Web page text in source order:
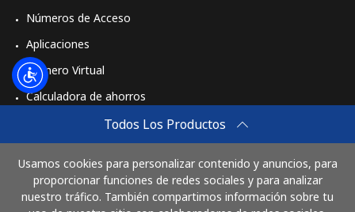
Todos Los Productos
Usamos cookies para personalizar contenido y anuncios, para
proporcionar funciones de redes sociales y para analizar
nuestro tráfico. También compartimos información sobre tu
Números de Acceso
Aplicaciones
Número Virtual
Calculadora de ahorros
Comprar
Cómo funciona